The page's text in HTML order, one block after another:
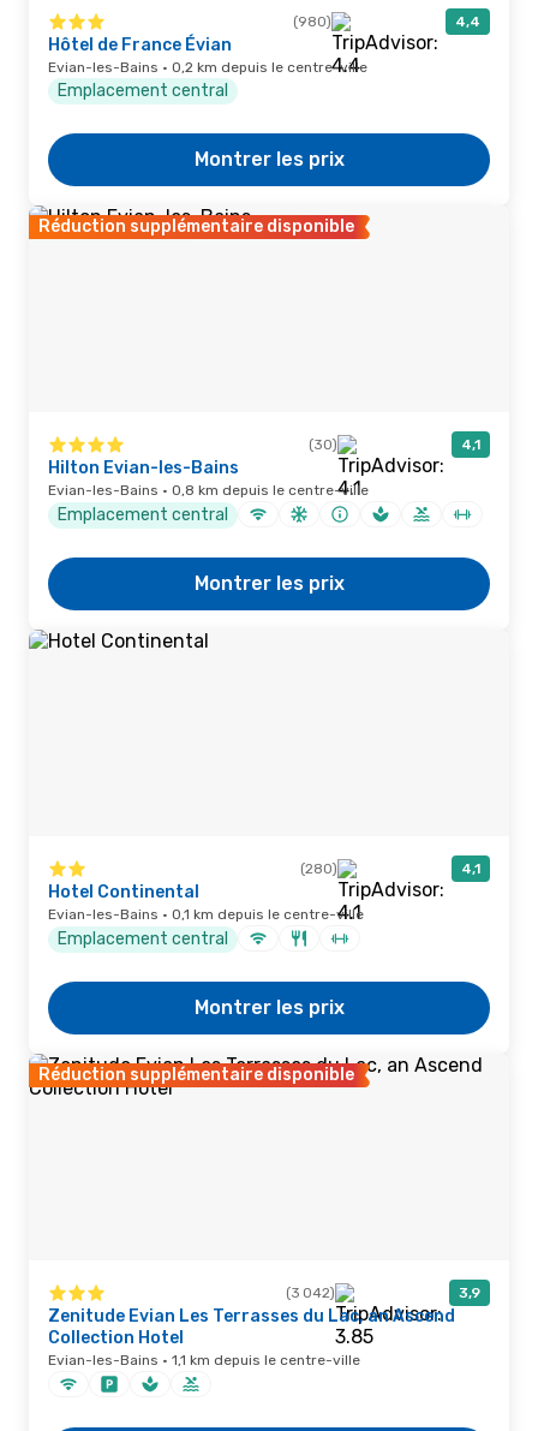
(980) 4,4
Hôtel de France Évian
Evian-les-Bains · 0,2 km depuis le centre-ville
Emplacement central
Montrer les prix
Réduction supplémentaire disponible
(30) 4,1
Hilton Evian-les-Bains
Evian-les-Bains · 0,8 km depuis le centre-ville
Emplacement central
Montrer les prix
(280) 4,1
Hotel Continental
Evian-les-Bains · 0,1 km depuis le centre-ville
Emplacement central
Montrer les prix
Réduction supplémentaire disponible
(3 042) 3,9
Zenitude Evian Les Terrasses du Lac, an Ascend
Collection Hotel
Evian-les-Bains · 1,1 km depuis le centre-ville